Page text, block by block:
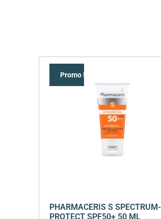
Promo !
PHARMACERIS S SPECTRUM-
PROTECT SPF50+ 50 ML